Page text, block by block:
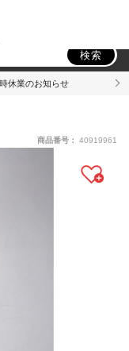
検索
休業のお知らせ
商品番号： 40919961